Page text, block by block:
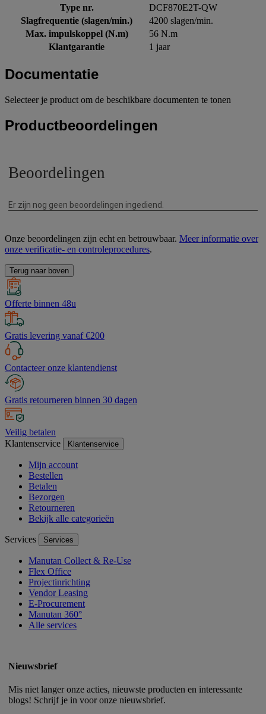
Type nr.
DCF870E2T-QW
Slagfrequentie (slagen/min.)
4200 slagen/min.
Max. impulskoppel (N.m)
56 N.m
Klantgarantie
1 jaar
Documentatie
Selecteer je product om de beschikbare documenten te tonen
Productbeoordelingen
Onze beoordelingen zijn echt en betrouwbaar. Meer informatie over
onze verificatie- en controleprocedures.
Terug naar boven
Offerte binnen 48u
Gratis levering vanaf €200
Contacteer onze klantendienst
Gratis retourneren binnen 30 dagen
Veilig betalen
Klantenservice
Klantenservice
Mijn account
Bestellen
Betalen
Bezorgen
Retourneren
Bekijk alle categorieën
Services Services
Manutan Collect & Re-Use
Flex Office
Projectinrichting
Vendor Leasing
E-Procurement
Manutan 360°
Alle services
Nieuwsbrief
Mis niet langer onze acties, nieuwste producten en interessante
blogs! Schrijf je in voor onze nieuwsbrief.